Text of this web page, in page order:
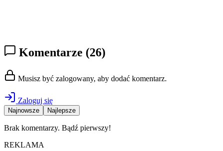
Komentarze (26)
Musisz być zalogowany, aby dodać komentarz.
Zaloguj się
Najnowsze Najlepsze
Brak komentarzy. Bądź pierwszy!
REKLAMA